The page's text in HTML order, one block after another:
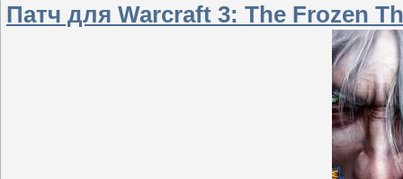
Патч для Warcraft 3: The Frozen